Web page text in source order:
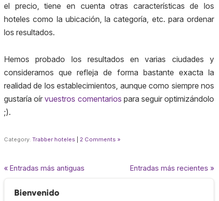
el precio, tiene en cuenta otras características de los
hoteles como la ubicación, la categoría, etc. para ordenar
los resultados.
Hemos probado los resultados en varias ciudades y
consideramos que refleja de forma bastante exacta la
realidad de los establecimientos, aunque como siempre nos
gustaría oírvuestros comentarios para seguir optimizándolo
;).
Category: Trabber hoteles 2 Comments »
« Entradas más antiguas Entradas más recientes »
Bienvenido